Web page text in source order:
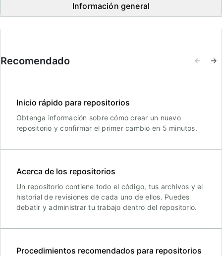
Información general
Recomendado
Inicio rápido para repositorios
Obtenga información sobre cómo crear un nuevo
repositorio y confirmar el primer cambio en 5 minutos.
Acerca de los repositorios
Un repositorio contiene todo el código, tus archivos y el
historial de revisiones de cada uno de ellos. Puedes
debatir y administrar tu trabajo dentro del repositorio.
Procedimientos recomendados para repositorios